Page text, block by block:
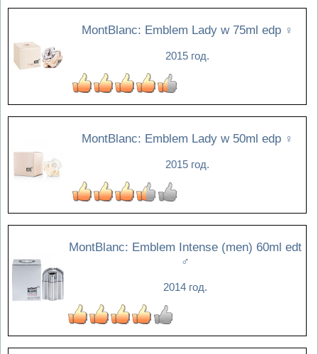
MontBlanc: Emblem Lady w 75ml edp ♀
2015 год.
MontBlanc: Emblem Lady w 50ml edp ♀
2015 год.
MontBlanc: Emblem Intense (men) 60ml edt
♂
2014 год.